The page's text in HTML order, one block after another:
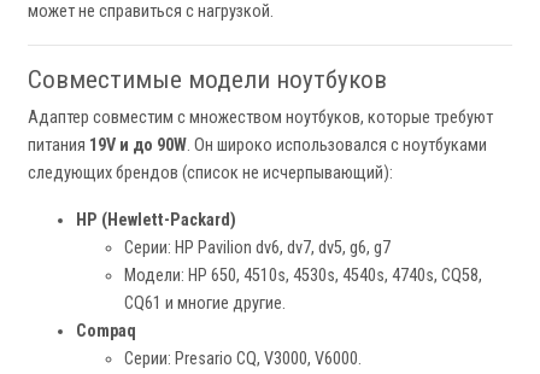
может не справиться с нагрузкой.
Совместимые модели ноутбуков
Адаптер совместим с множеством ноутбуков, которые требуют
питания 19V и до 90W. Он широко использовался с ноутбуками
следующих брендов (список не исчерпывающий):
HP (Hewlett-Packard)
Серии: HP Pavilion dv6, dv7, dv5, g6, g7
Модели: HP 650, 4510s, 4530s, 4540s, 4740s, CQ58,
CQ61 и многие другие.
Compaq
Серии: Presario CQ, V3000, V6000.